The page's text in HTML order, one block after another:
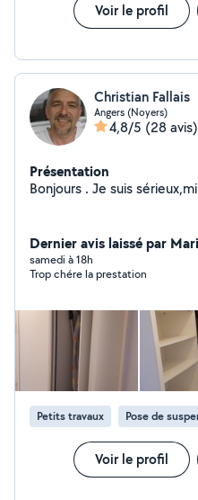
Voir le profil
Christian Fallais
Angers (Noyers)
4,8/5 (28 avis)
Présentation
Bonjours . Je suis
Dernier avis laissé par
samedi à 18h
Trop chére la prestation
Petits travaux Pose de
Voir le profil